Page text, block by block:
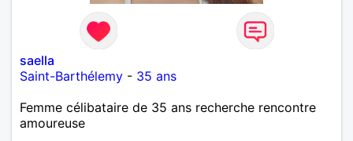
saella
Saint-Barthélemy - 35 ans
Femme célibataire de 35 ans recherche rencontre
amoureuse